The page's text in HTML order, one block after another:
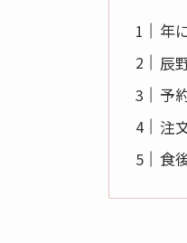
年
辰
予
注
食